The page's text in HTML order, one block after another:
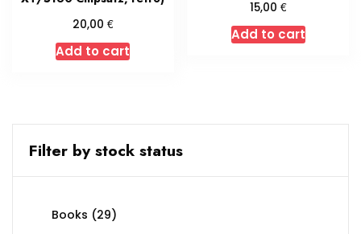
20,00 €
Add to cart
15,00 €
Add to cart
Filter by stock status
Books 2929